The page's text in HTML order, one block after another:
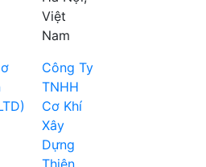
Việt
Nam
Công Ty
TNHH
Cơ Khí
Xây
Dựng
Thiên